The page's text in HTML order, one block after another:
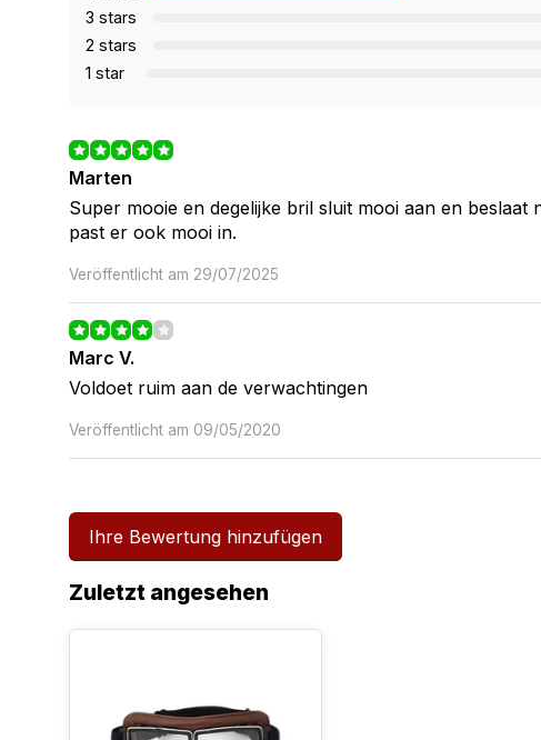
3 stars
2 stars
1 star
Marten
Super mooie en degelijke bril sluit mooi aan en beslaat
past er ook mooi in.
Veröffentlicht am 29/07/2025
Marc V.
Voldoet ruim aan de verwachtingen
Veröffentlicht am 09/05/2020
Ihre Bewertung hinzufügen
Zuletzt angesehen